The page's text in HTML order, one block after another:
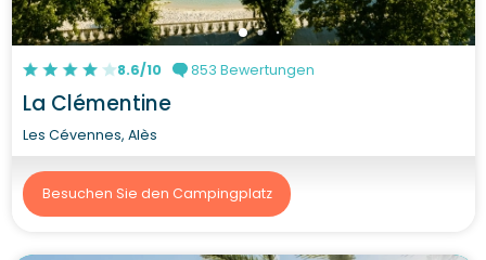
8.6/10 853 Bewertungen
La Clémentine
Les Cévennes, Alès
Besuchen Sie den Campingplatz